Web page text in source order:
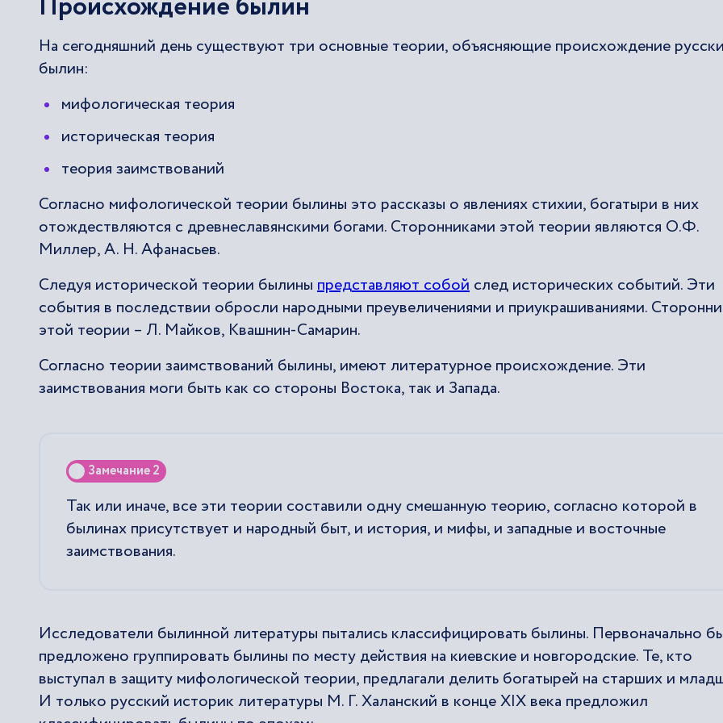
На сегодняшний день существуют три основные теории, объясняющие происхождение
былин:
мифологическая теория
историческая теория
теория заимствований
Согласно мифологической теории былины это рассказы о явлениях стихии, богатыри в них
отождествляются с древнеславянскими богами. Сторонниками этой теории являются О.Ф.
Миллер, А. Н. Афанасьев.
Следуя исторической теории былины представляют собой след исторических событий. Эти
события в последствии обросли народными преувеличениями и приукрашиваниями.
этой теории – Л. Майков, Квашнин-Самарин.
Согласно теории заимствований былины, имеют литературное происхождение. Эти
заимствования моги быть как со стороны Востока, так и Запада.
Замечание 2
Так или иначе, все эти теории составили одну смешанную теорию, согласно которой в
былинах присутствует и народный быт, и история, и мифы, и западные и восточные
заимствования.
Исследователи былинной литературы пытались классифицировать былины. Первоначально
предложено группировать былины по месту действия на киевские и новгородские. Те, кто
выступал в защиту мифологической теории, предлагали делить богатырей на старших и
И только русский историк литературы М. Г. Халанский в конце XIX века предложил